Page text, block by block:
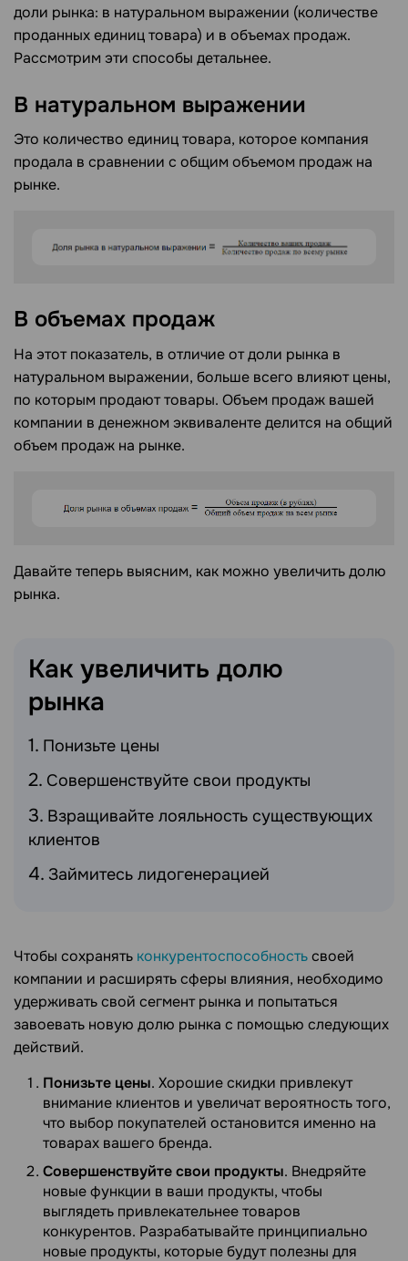
доли рынка: в натуральном выражении (количестве
проданных единиц товара) и в объемах продаж.
Рассмотрим эти способы детальнее.
В натуральном выражении
Это количество единиц товара, которое компания
продала в сравнении с общим объемом продаж на
рынке.
В объемах продаж
На этот показатель, в отличие от доли рынка в
натуральном выражении, больше всего влияют цены,
по которым продают товары. Объем продаж вашей
компании в денежном эквиваленте делится на общий
объем продаж на рынке.
Давайте теперь выясним, как можно увеличить долю
рынка.
Как увеличить долю
рынка
Понизьте цены
Совершенствуйте свои продукты
Взращивайте лояльность существующих
клиентов
Займитесь лидогенерацией
Чтобы сохранять конкурентоспособностьсвоей
компании и расширять сферы влияния, необходимо
удерживать свой сегмент рынка и попытаться
завоевать новую долю рынка с помощью следующих
действий.
Понизьте цены. Хорошие скидки привлекут
внимание клиентов и увеличат вероятность того,
что выбор покупателей остановится именно на
товарах вашего бренда.
Совершенствуйте свои продукты. Внедряйте
новые функции в ваши продукты, чтобы
выглядеть привлекательнее товаров
конкурентов. Разрабатывайте принципиально
новые продукты, которые будут полезны для